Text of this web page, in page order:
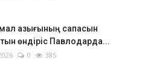
азығының сапасын
өндіріс Павлодарда...
0 385